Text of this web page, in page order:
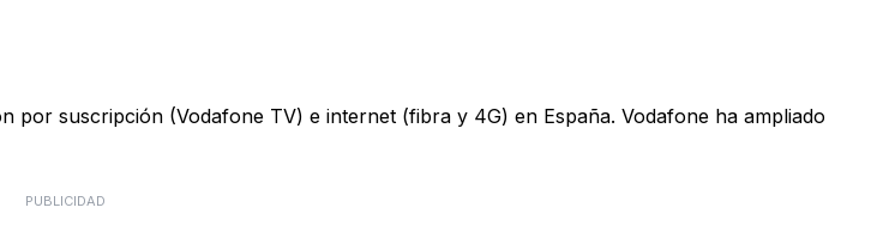
suscripción (Vodafone TV) e internet (fibra y 4G) en España. Vodafone ha ampliado
PUBLICIDAD